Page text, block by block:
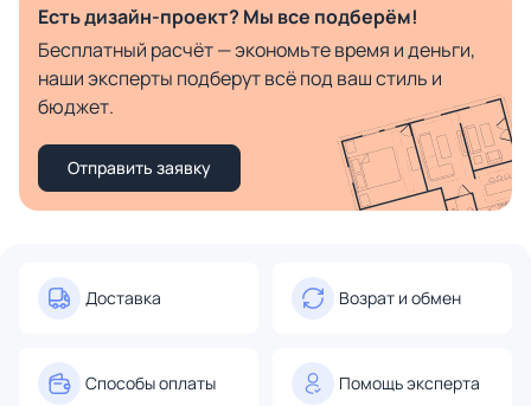
Есть дизайн-проект? Мы все подберём!
Бесплатный расчёт — экономьте время и деньги,
наши эксперты подберут всё под ваш стиль и
бюджет.
Отправить заявку
Доставка Возрат и обмен
Способы оплаты Помощь эксперта